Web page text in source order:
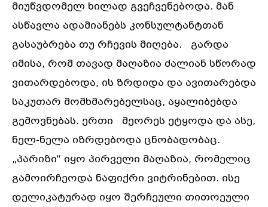
მიუწვდომელ ხილად გვეჩვენებოდა. მან
ასწავლა ადამიანებს კონსულტანტთან
გასაუბრება თუ რჩევის მიღება. გარდა
იმისა, რომ თავად მაღაზია ძალიან სწორად
ვითარდებოდა, ის ზრდიდა და ავითარებდა
საკუთარ მომხმარებელსაც, აყალიბებდა
გემოვნებას. ერთი მეორეს ეტყოდა და ასე,
ნელ-ნელა იზრდებოდა ცნობადობაც.
„პარიზი“ იყო პირველი მაღაზია, რომელიც
გამოირჩეოდა ნაფიქრი ვიტრინებით. ისე
დელიკატურად იყო შერჩეული თითოეული